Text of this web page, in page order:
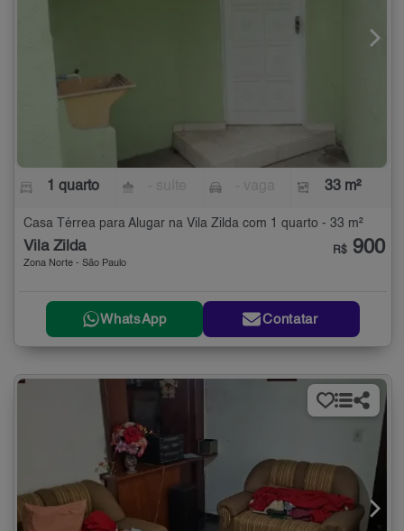
1 quarto 33 m²
Casa Térrea para Alugar na Vila Zilda com 1 quarto - 33 m²
Vila Zilda
Zona Norte - São Paulo
R$ 900
WhatsApp Contatar